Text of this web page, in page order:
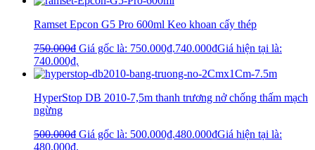
Ramset Epcon G5 Pro 600ml Keo khoan cấy thép
750.000₫ Giá gốc là: 750.000₫.740.000₫Giá hiện tại là:
740.000₫.
HyperStop DB 2010-7,5m thanh trương nở chống thấm mạch
ngừng
500.000₫ Giá gốc là: 500.000₫.480.000₫Giá hiện tại là:
480.000₫.